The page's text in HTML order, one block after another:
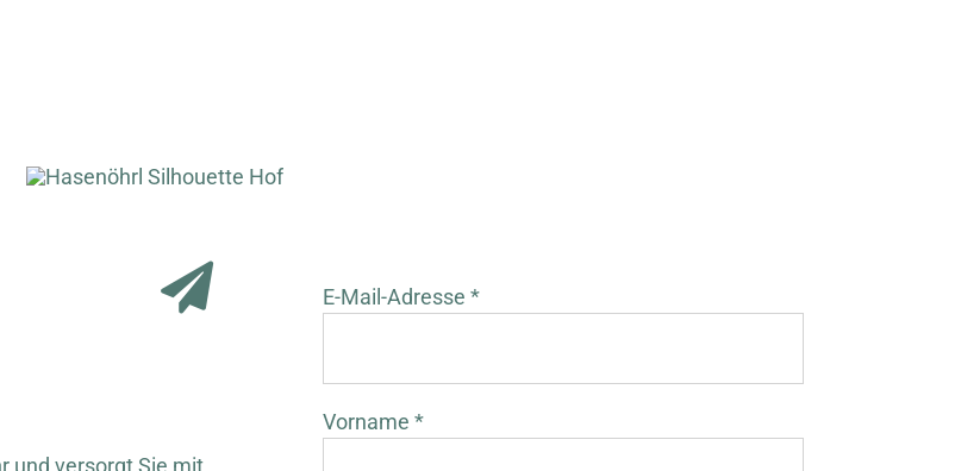
und versorgt Sie mit
E-Mail-Adresse *
Vorname *